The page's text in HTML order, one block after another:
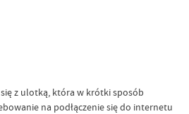
z ulotką, która w krótki sposób
na podłączenie się do internetu